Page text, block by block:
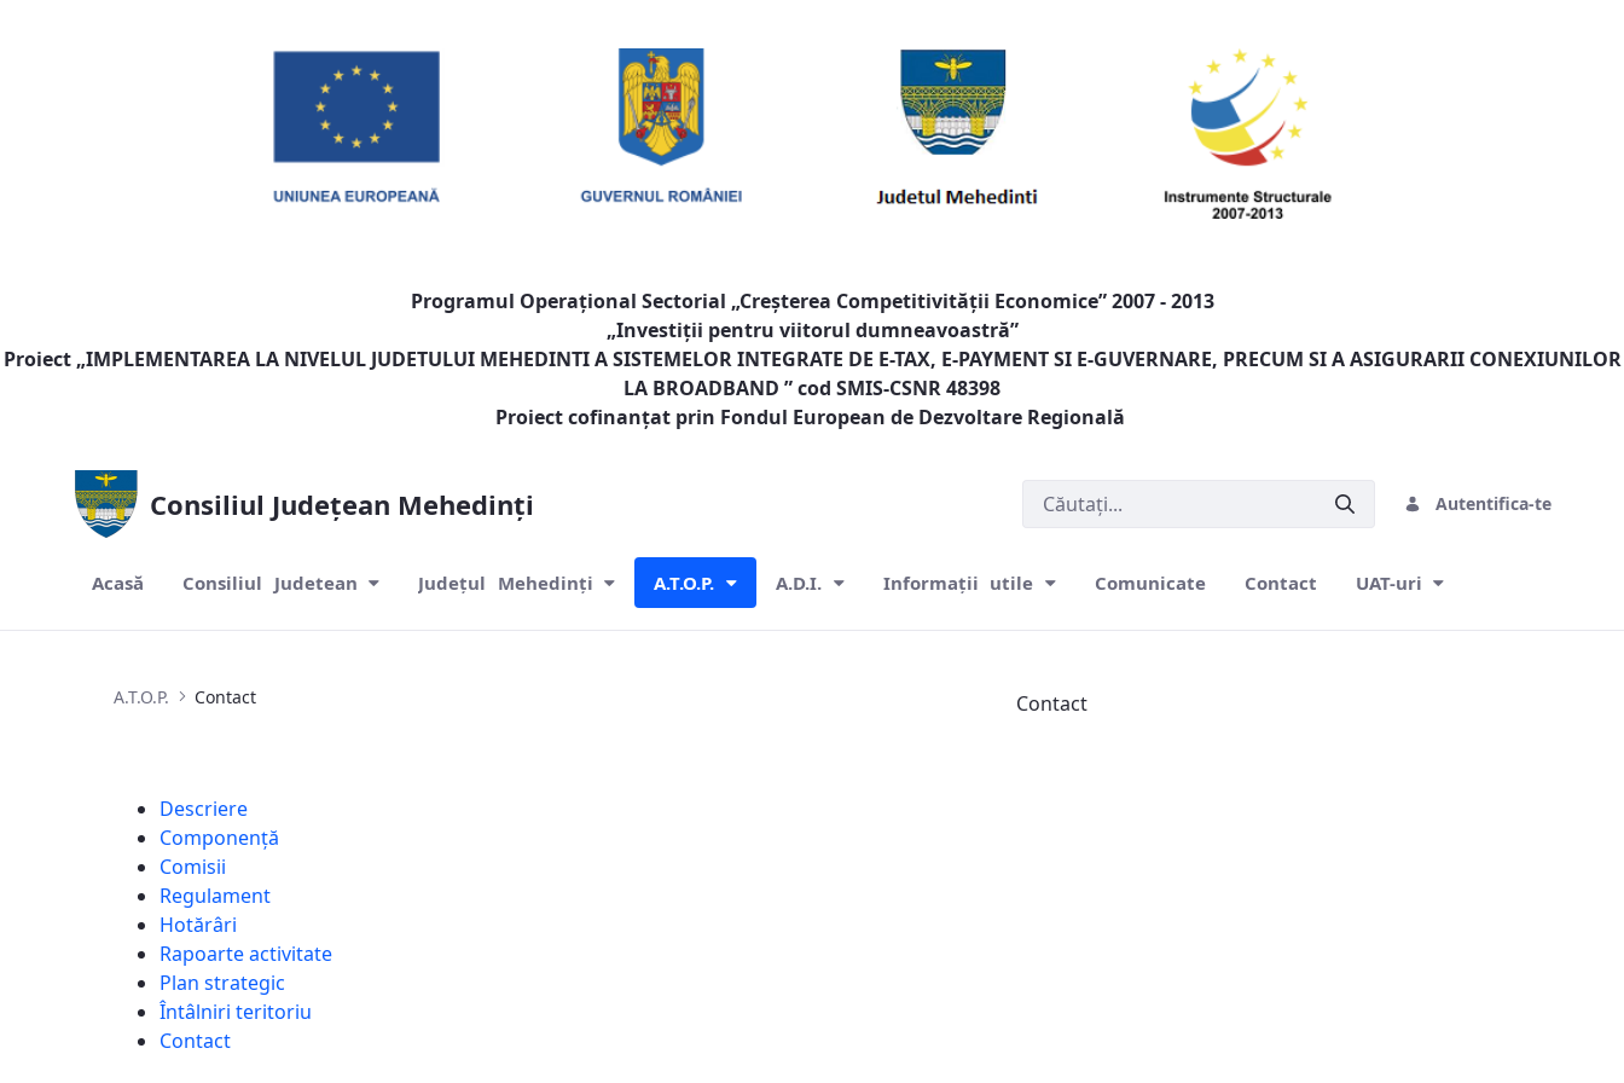
Programul Operaţional Sectorial „Creşterea Competitivităţii Economice” 2007 - 2013
„Investiţii pentru viitorul dumneavoastră”
Proiect „IMPLEMENTAREA LA NIVELUL JUDETULUI MEHEDINTI A SISTEMELOR INTEGRATE DE E-TAX, E-PAYMENT SI E-GUVERNARE, PRECUM SI A ASIGURARII CONEXIUNILOR
LA BROADBAND ” cod SMIS-CSNR 48398
Proiect cofinanţat prin Fondul European de Dezvoltare Regională
Consiliul Județean Mehedinți Autentifica-te
Acasă Consiliul Judetean Județul Mehedinți A.T.O.P. A.D.I. Informații utile Comunicate Contact UAT-uri
A.T.O.P. Contact
Descriere
Componență
Comisii
Regulament
Hotărâri
Rapoarte activitate
Plan strategic
Întâlniri teritoriu
Contact
Contact